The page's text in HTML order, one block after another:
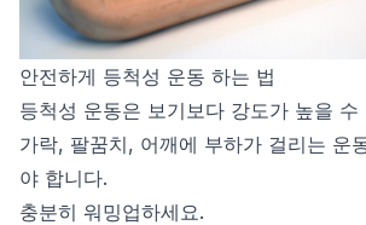
안전하게 등척성 운동 하는 법
등척성 운동은 보기보다 강도가 높을 수
가락, 팔꿈치, 어깨에 부하가 걸리는 운
야 합니다.
충분히 워밍업하세요.